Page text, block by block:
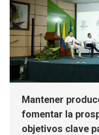
Mantener
fomentar la
objetivos clave